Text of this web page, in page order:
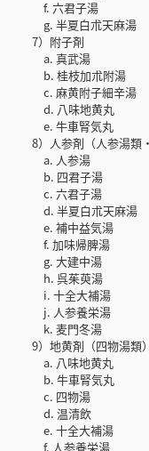
f. 六君子湯
g. 半夏白朮天麻湯
7）附子剤
a. 真武湯
b. 桂枝加朮附湯
c. 麻黄附子細辛湯
d. 八味地黄丸
e. 牛車腎気丸
8）人参剤（人参湯類・
a. 人参湯
b. 四君子湯
c. 六君子湯
d. 半夏白朮天麻湯
e. 補中益気湯
f. 加味帰脾湯
g. 大建中湯
h. 呉茱萸湯
i. 十全大補湯
j. 人参養栄湯
k. 麦門冬湯
9）地黄剤（四物湯類）
a. 八味地黄丸
b. 牛車腎気丸
c. 四物湯
d. 温清飲
e. 十全大補湯
f. 人参養栄湯